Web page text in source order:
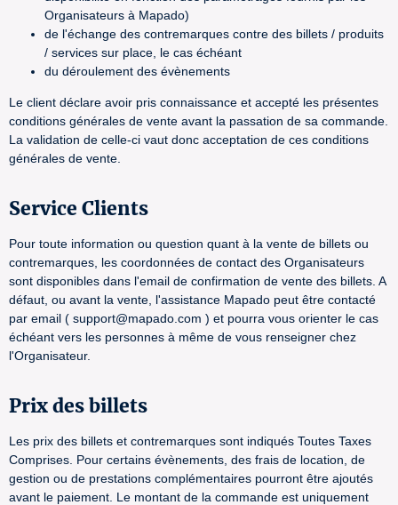
Organisateurs à Mapado)
de l'échange des contremarques contre des billets / produits
/ services sur place, le cas échéant
du déroulement des évènements
Le client déclare avoir pris connaissance et accepté les présentes
conditions générales de vente avant la passation de sa commande.
La validation de celle-ci vaut donc acceptation de ces conditions
générales de vente.
Service Clients
Pour toute information ou question quant à la vente de billets ou
contremarques, les coordonnées de contact des Organisateurs
sont disponibles dans l'email de confirmation de vente des billets. A
défaut, ou avant la vente, l'assistance Mapado peut être contacté
par email ( support@mapado.com ) et pourra vous orienter le cas
échéant vers les personnes à même de vous renseigner chez
l'Organisateur.
Prix des billets
Les prix des billets et contremarques sont indiqués Toutes Taxes
Comprises. Pour certains évènements, des frais de location, de
gestion ou de prestations complémentaires pourront être ajoutés
avant le paiement. Le montant de la commande est uniquement